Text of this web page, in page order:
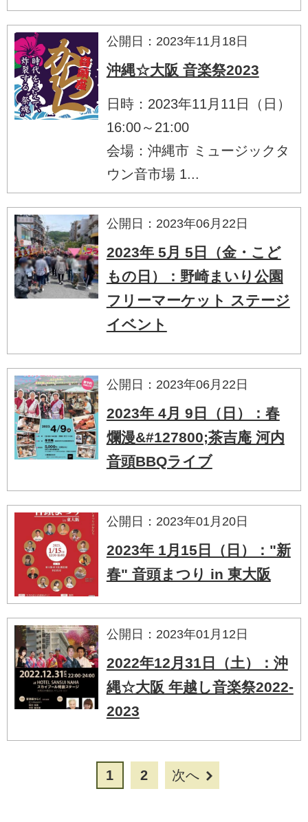
公開日：2023年11月18日
沖縄☆大阪 音楽祭2023
日時：2023年11月11日（日）
16:00～21:00
会場：沖縄市 ミュージックタ
ウン音市場 1...
公開日：2023年06月22日
2023年 5月 5日（金・こど
もの日）：野崎まいり公園
フリーマーケット ステージ
イベント
公開日：2023年06月22日
2023年 4月 9日（日）：春
爛漫&#127800;茶吉庵 河内
音頭BBQライブ
公開日：2023年01月20日
2023年 1月15日（日）："新
春" 音頭まつり in 東大阪
公開日：2023年01月12日
2022年12月31日（土）：沖
縄☆大阪 年越し音楽祭2022-
2023
1 2 次へ